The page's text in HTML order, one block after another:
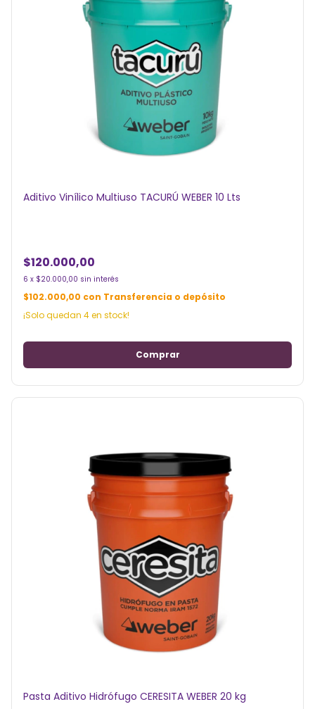
Aditivo Vinílico Multiuso TACURÚ WEBER 10 Lts
$120.000,00
6 x $20.000,00 sin interés
$102.000,00 con Transferencia o depósito
¡Solo quedan 4en stock!
Pasta Aditivo Hidrófugo CERESITA WEBER 20 kg